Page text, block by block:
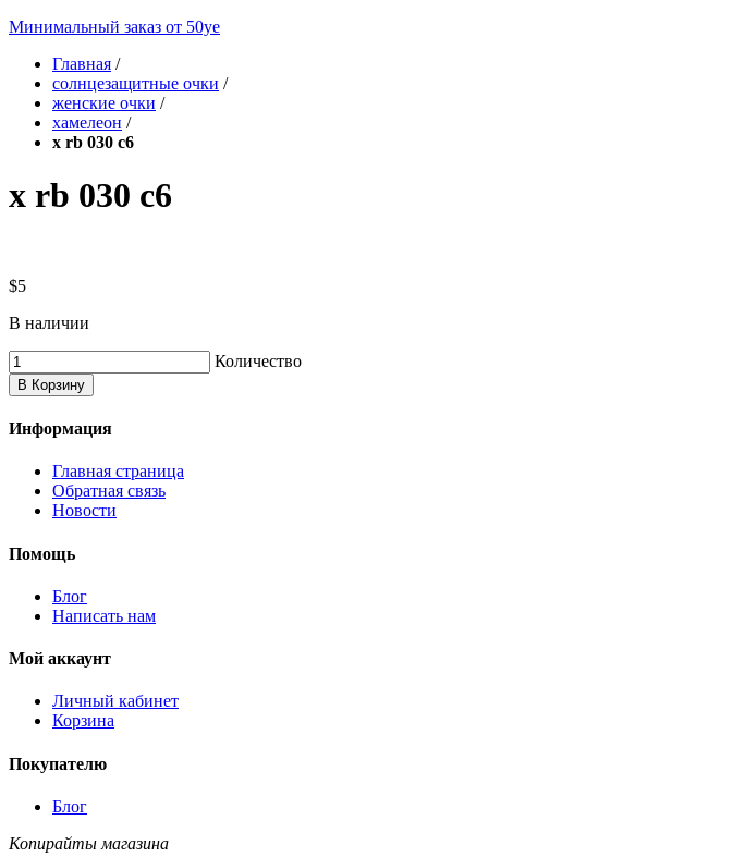
Минимальный заказ от 50уе
Главная /
солнцезащитные очки /
женские очки /
хамелеон /
x rb 030 c6
x rb 030 c6
$5
В наличии
Количество
В Корзину
Информация
Главная страница
Обратная связь
Новости
Помощь
Блог
Написать нам
Мой аккаунт
Личный кабинет
Корзина
Покупателю
Блог
Копирайты магазина